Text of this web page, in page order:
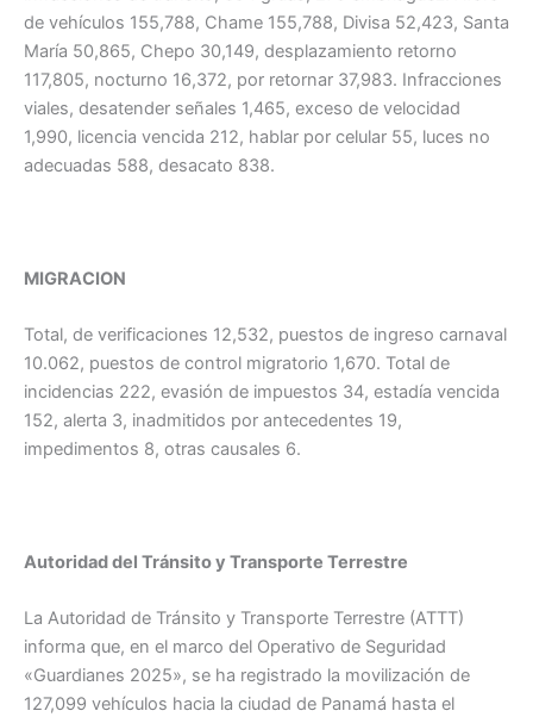
de vehículos 155,788, Chame 155,788, Divisa 52,423, Santa
María 50,865, Chepo 30,149, desplazamiento retorno
117,805, nocturno 16,372, por retornar 37,983. Infracciones
viales, desatender señales 1,465, exceso de velocidad
1,990, licencia vencida 212, hablar por celular 55, luces no
adecuadas 588, desacato 838.
MIGRACION
Total, de verificaciones 12,532, puestos de ingreso carnaval
10.062, puestos de control migratorio 1,670. Total de
incidencias 222, evasión de impuestos 34, estadía vencida
152, alerta 3, inadmitidos por antecedentes 19,
impedimentos 8, otras causales 6.
Autoridad del Tránsito y Transporte Terrestre
La Autoridad de Tránsito y Transporte Terrestre (ATTT)
informa que, en el marco del Operativo de Seguridad
«Guardianes 2025», se ha registrado la movilización de
127,099 vehículos hacia la ciudad de Panamá hasta el